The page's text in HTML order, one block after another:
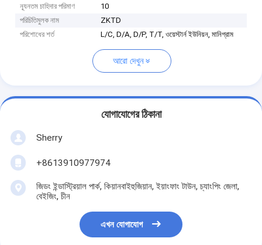
ন্যূনতম চাহিদার পরিমাণ
10
পরিচিতিমুলক নাম
ZKTD
পরিশোধের শর্ত
L/C, D/A, D/P, T/T, ওয়েস্টার্ন ইউনিয়ন, মানিগ্রাম
আরো দেখুন
যোগাযোগের ঠিকানা
Sherry
+8613910977974
জিডং ইন্ডাস্ট্রিয়াল পার্ক, কিয়ানবাইহুজিয়ান, ইয়াংফাং টাউন, চ্যাংপিং জেলা,
বেইজিং, চীন
এখন যোগাযোগ